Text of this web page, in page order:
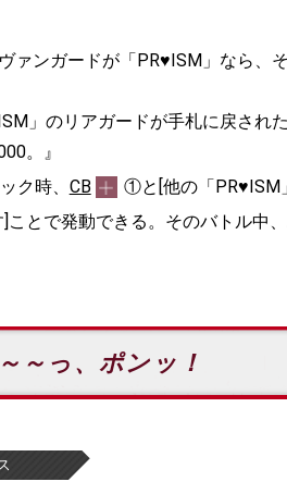
ァンガードが「PR♥ISM」なら、
」のリアガードが手札に戻され
。』
ク時、 CB
①と[他の「PR♥ISM
ことで発動できる。そのバトル中
～っ、ポンッ！